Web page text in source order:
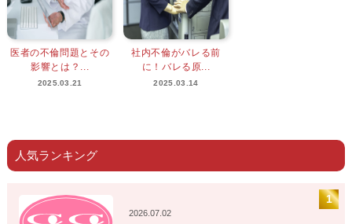
医者の不倫問題とその
影響とは？...
2025.03.21
社内不倫がバレる前
に！バレる原...
2025.03.14
人気ランキング
2026.07.02